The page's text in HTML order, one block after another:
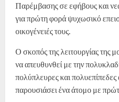
Παρέμβασης σε εφήβους και
για πρώτη φορά ψυχωσικό
οικογένειές τους.
Ο σκοπός της λειτουργίας της
να απευθυνθεί με την
πολύπλευρες και
παρουσιάσει ένα άτομο με